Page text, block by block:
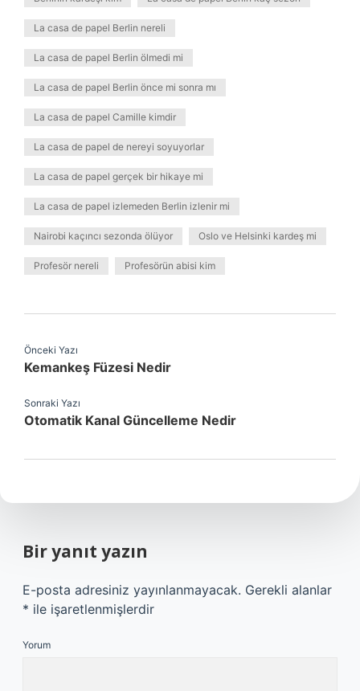
La casa de papel Berlin nereli
La casa de papel Berlin ölmedi mi
La casa de papel Berlin önce mi sonra mı
La casa de papel Camille kimdir
La casa de papel de nereyi soyuyorlar
La casa de papel gerçek bir hikaye mi
La casa de papel izlemeden Berlin izlenir mi
Nairobi kaçıncı sezonda ölüyor Oslo ve Helsinki kardeş mi
Profesör nereli Profesörün abisi kim
Önceki Yazı
Kemankeş Füzesi Nedir
Sonraki Yazı
Otomatik Kanal Güncelleme Nedir
Bir yanıt yazın
E-posta adresiniz yayınlanmayacak. Gerekli alanlar
* ile işaretlenmişlerdir
Yorum